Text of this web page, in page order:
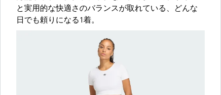
と実用的な快適さのバランスが取れている、どんな
日でも頼りになる1着。